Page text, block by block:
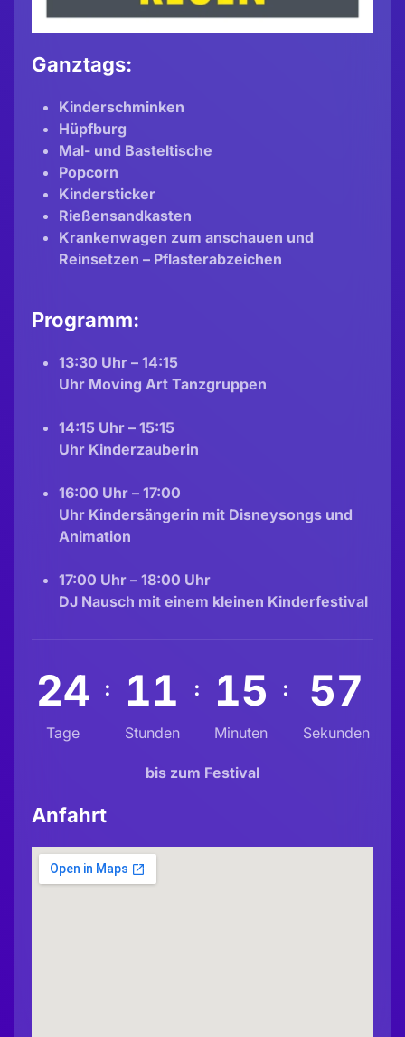
Ganztags:
Kinderschminken
Hüpfburg
Mal- und Basteltische
Popcorn
Kindersticker
Rießensandkasten
Krankenwagen zum anschauen und
Reinsetzen – Pflasterabzeichen
Programm:
13:30 Uhr – 14:15
Uhr Moving Art Tanzgruppen
14:15 Uhr – 15:15
Uhr Kinderzauberin
16:00 Uhr – 17:00
Uhr Kindersängerin mit Disneysongs und
Animation
17:00 Uhr – 18:00 Uhr
DJ Nausch mit einem kleinen Kinderfestival
24
Tage
: 11
Stunden
: 15
Minuten
: 54
Sekunden
bis zum Festival
Anfahrt